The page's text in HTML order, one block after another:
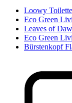
Loowy
Eco Green
Leaves of
Eco Green
Bürstenkopf